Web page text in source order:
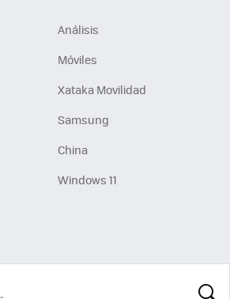
Análisis
Móviles
Xataka Movilidad
Samsung
China
Windows 11